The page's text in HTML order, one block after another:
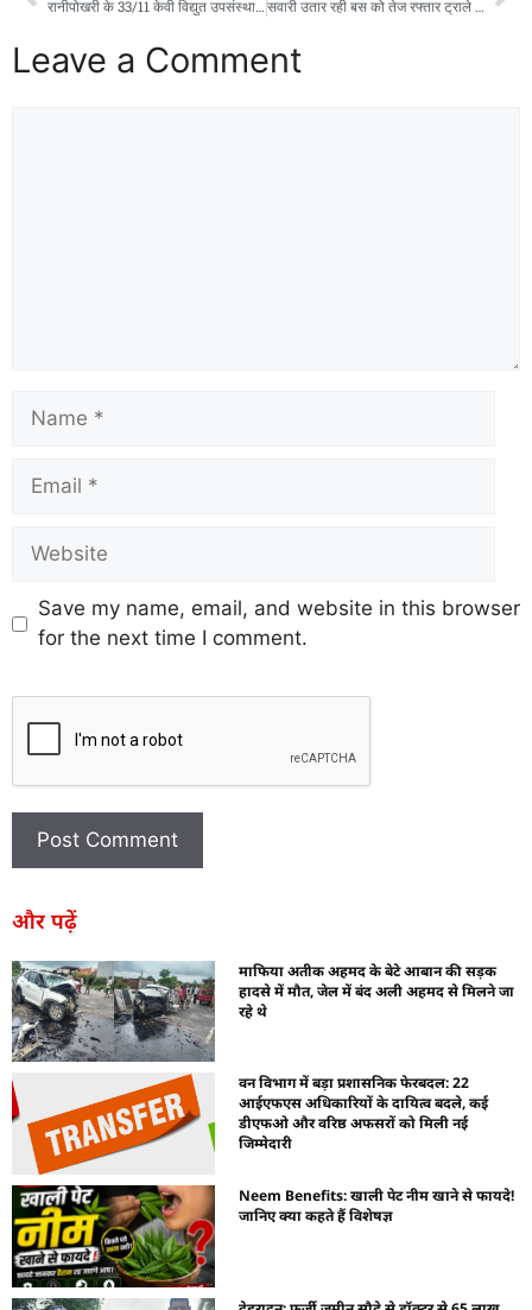
रानीपोखरी के 33/11 केवी विद्युत उपसंस्थान से केबिल चोरी का खुलासा, 4 अभियुक्त गिरफ्तार; 230 मीटर केबिल व वाहन बरामद सवारी उतार रही बस को तेज रफ्तार ट्राले ने मारी टक्कर, CCTV कैमरे में कैद हुआ हादसा
Leave a Comment
Save my name, email, and website in this browser
for the next time I comment.
और पढ़ें
माफिया अतीक अहमद के बेटे आबान की सड़क
हादसे में मौत, जेल में बंद अली अहमद से मिलने जा
रहे थे
वन विभाग में बड़ा प्रशासनिक फेरबदल: 22
आईएफएस अधिकारियों के दायित्व बदले, कई
डीएफओ और वरिष्ठ अफसरों को मिली नई
जिम्मेदारी
Neem Benefits: खाली पेट नीम खाने से फायदे!
जानिए क्या कहते हैं विशेषज्ञ